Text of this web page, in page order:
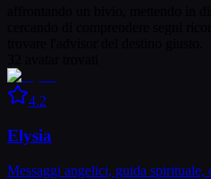
4.2
Elysia
Messaggi angelici, guida